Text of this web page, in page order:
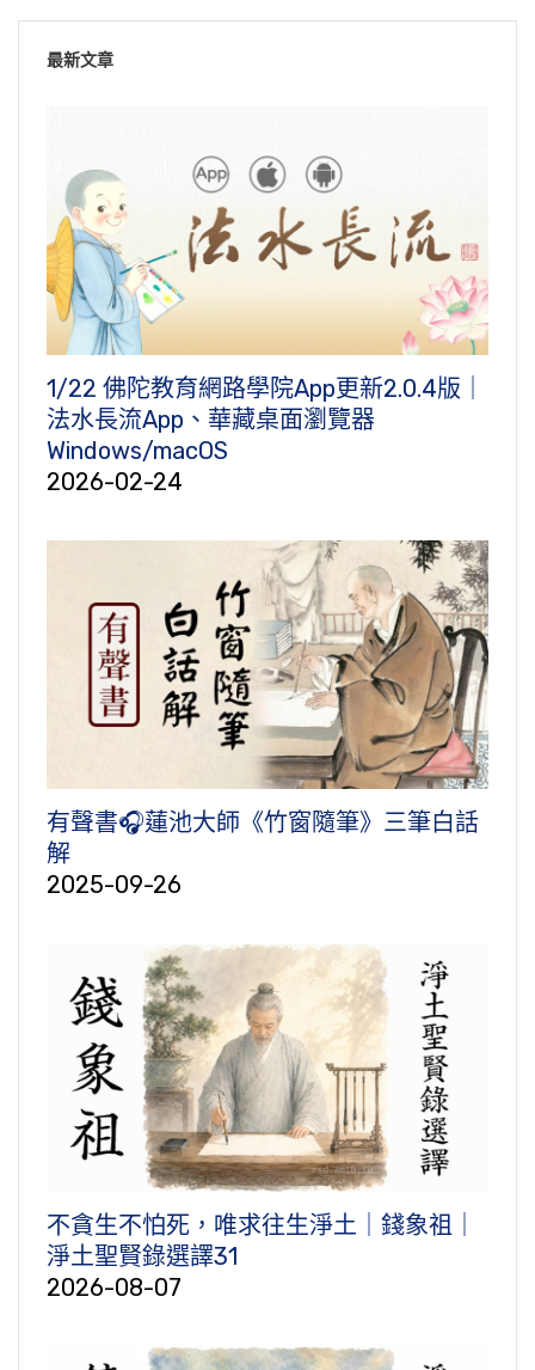
最新文章
1/22 佛陀教育網路學院App更新2.0.4版｜
法水長流App、華藏桌面瀏覽器
Windows/macOS
2026-02-24
有聲書🎧蓮池大師《竹窗隨筆》三筆白話
解
2025-09-26
不貪生不怕死，唯求往生淨土｜錢象祖｜
淨土聖賢錄選譯31
2026-08-07